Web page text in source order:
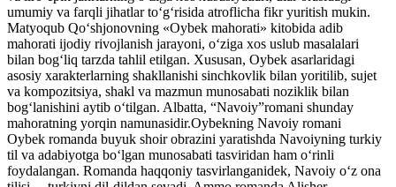
umumiy va farqli jihatlar to‘g‘risida atroflicha fikr yuritish mukin.
Matyoqub Qo‘shjonovning «Oybek mahorati» kitobida adib
mahorati ijodiy rivojlanish jarayoni, o‘ziga xos uslub masalalari
bilan bog‘liq tarzda tahlil etilgan. Xususan, Oybek asarlaridagi
asosiy xarakterlarning shakllanishi sinchkovlik bilan yoritilib, sujet
va kompozitsiya, shakl va mazmun munosabati noziklik bilan
bog‘lanishini aytib o‘tilgan. Albatta, “Navoiy”romani shunday
mahoratning yorqin namunasidir.Oybekning Navoiy romani
Oybek romanda buyuk shoir obrazini yaratishda Navoiyning turkiy
til va adabiyotga bo‘lgan munosabati tasviridan ham o‘rinli
foydalangan. Romanda haqqoniy tasvirlanganidek, Navoiy o‘z ona